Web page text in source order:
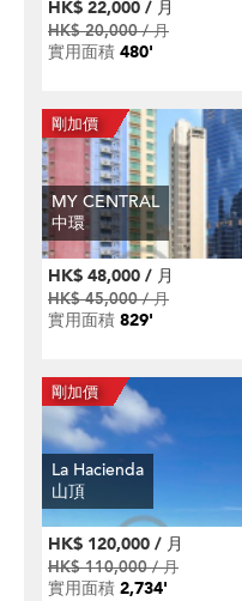
HK$ 22,000 / 月
HK$ 20,000 / 月
實用面積 480'
MY CENTRAL
中環
HK$ 48,000 / 月
HK$ 45,000 / 月
實用面積 829'
La Hacienda
山頂
HK$ 120,000 / 月
HK$ 110,000 / 月
實用面積 2,734'